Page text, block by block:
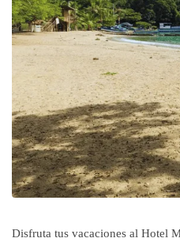
Disfruta tus vacaciones al Hotel